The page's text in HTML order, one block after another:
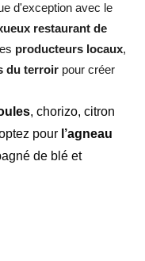
d'exception avec le
restaurant de
producteurs locaux,
du terroir pour créer
, chorizo, citron
pour l’agneau
de blé et